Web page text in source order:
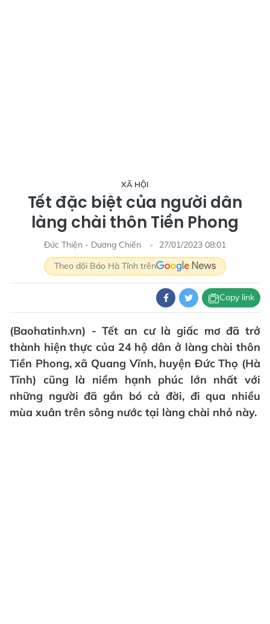
XÃ HỘI
Tết đặc biệt của người dân
làng chài thôn Tiền Phong
Đức Thiện - Dương Chiến
27/01/2023 08:01
Theo dõi Báo Hà Tĩnh trên
Copy link
(Baohatinh.vn) - Tết an cư là giấc mơ đã trở
thành hiện thực của 24 hộ dân ở làng chài thôn
Tiền Phong, xã Quang Vĩnh, huyện Đức Thọ (Hà
Tĩnh) cũng là niềm hạnh phúc lớn nhất với
những người đã gắn bó cả đời, đi qua nhiều
mùa xuân trên sông nước tại làng chài nhỏ này.